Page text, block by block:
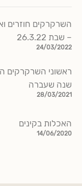
השרקרקים חוזרים
– שבת 26.3.22
24/03/2022
ראשוני השרקרקים
שנה שעברה
28/03/2021
האכלות בקינים
14/06/2020